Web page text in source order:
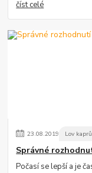
číst celé
23.08.2019 Lov kaprů
Správné
Počasí se lepší a je